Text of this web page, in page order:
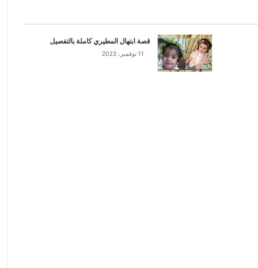
قصة ابتهال المطيري كاملة بالتفصيل
11 نوفمبر، 2023